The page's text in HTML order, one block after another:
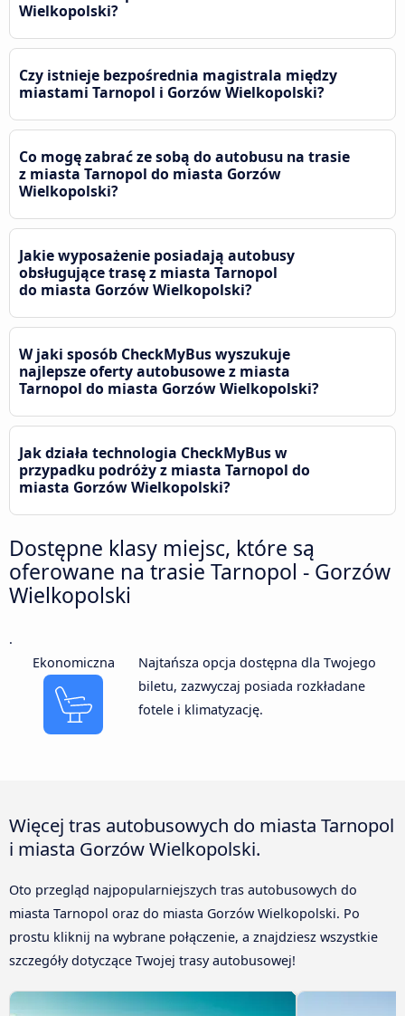
Wielkopolski?
Czy istnieje bezpośrednia magistrala między
miastami Tarnopol i Gorzów Wielkopolski?
Co mogę zabrać ze sobą do autobusu na trasie
z miasta Tarnopol do miasta Gorzów
Wielkopolski?
Jakie wyposażenie posiadają autobusy
obsługujące trasę z miasta Tarnopol
do miasta Gorzów Wielkopolski?
W jaki sposób CheckMyBus wyszukuje
najlepsze oferty autobusowe z miasta
Tarnopol do miasta Gorzów Wielkopolski?
Jak działa technologia CheckMyBus w
przypadku podróży z miasta Tarnopol do
miasta Gorzów Wielkopolski?
Dostępne klasy miejsc, które są
oferowane na trasie Tarnopol - Gorzów
Wielkopolski
.
Ekonomiczna
Najtańsza opcja dostępna dla Twojego
biletu, zazwyczaj posiada rozkładane
fotele i klimatyzację.
Więcej tras autobusowych do miasta Tarnopol
i miasta Gorzów Wielkopolski.
Oto przegląd najpopularniejszych tras autobusowych do
miasta Tarnopol oraz do miasta Gorzów Wielkopolski. Po
prostu kliknij na wybrane połączenie, a znajdziesz wszystkie
szczegóły dotyczące Twojej trasy autobusowej!